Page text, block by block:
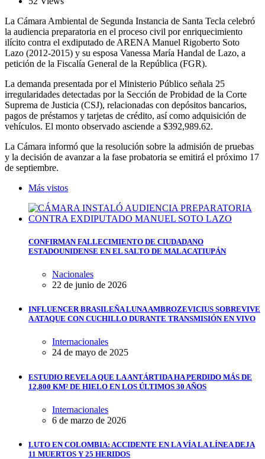
La Cámara Ambiental de Segunda Instancia de Santa Tecla celebró
la audiencia preparatoria en el proceso civil por enriquecimiento
ilícito contra el exdiputado de ARENA Manuel Rigoberto Soto
Lazo (2012-2015) y su esposa Vanessa María Handal de Lazo, a
petición de la Fiscalía General de la República (FGR).
La demanda presentada por el Ministerio Público señala 25
irregularidades detectadas por la Sección de Probidad de la Corte
Suprema de Justicia (CSJ), relacionadas con depósitos bancarios,
pagos de préstamos y tarjetas de crédito, así como adquisición de
vehículos. El monto observado asciende a $392,989.62.
La Cámara informó que la resolución sobre la admisión de pruebas
y la decisión de avanzar a la fase probatoria se emitirá el próximo 17
de septiembre.
Más vistos
CONFIRMAN FALLECIMIENTO DE CIUDADANO
ESTADOUNIDENSE EN EL SALTO DE MALACATIUPÁN
Nacionales
22 de junio de 2026
INFLUENCER BRASILEÑA LUNA AMBROZEVICIUS SOBREVIVE
A ATAQUE CON CUCHILLO DURANTE TRANSMISIÓN EN VIVO
Internacionales
24 de mayo de 2025
ESTUDIO REVELA QUE LA ANTÁRTIDA HA PERDIDO MÁS DE
12,800 KM² DE HIELO EN LOS ÚLTIMOS 30 AÑOS
Internacionales
6 de marzo de 2026
LUTO EN COLOMBIA: ACCIDENTE EN LA VÍA LA LÍNEA DEJA
11 MUERTOS Y 25 HERIDOS